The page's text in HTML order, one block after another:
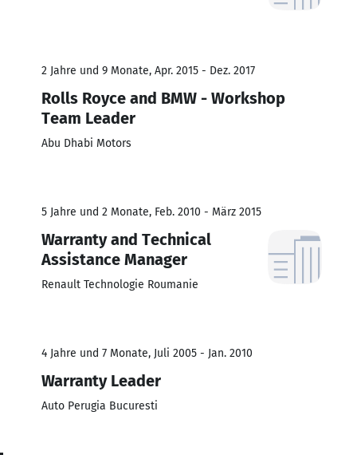
2 Jahre und 9 Monate, Apr. 2015 - Dez. 2017
Rolls Royce and BMW - Workshop
Team Leader
Abu Dhabi Motors
5 Jahre und 2 Monate, Feb. 2010 - März 2015
Warranty and Technical
Assistance Manager
Renault Technologie Roumanie
4 Jahre und 7 Monate, Juli 2005 - Jan. 2010
Warranty Leader
Auto Perugia Bucuresti